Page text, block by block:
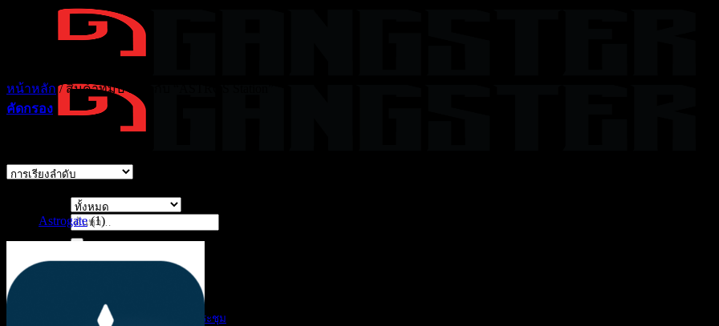
ค้นหา:
AI Customer Service
AI สรุปรายงานการประชุม
หน้าหลัก /สินค้าที่มีป้ายกำกับ “ASTROS Station”
คัดกรอง
Astrogate (1)